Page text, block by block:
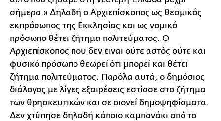
σήμερα.» Δηλαδή ο Αρχιεπίσκοπος ως θεσμικός
εκπρόσωπος της Εκκλησίας και ως νομικό
πρόσωπο θέτει ζήτημα πολιτεύματος. Ο
Αρχιεπίσκοπος που δεν είναι ούτε αστός ούτε και
φυσικό πρόσωπο θεωρεί ότι μπορεί και θέτει
ζήτημα πολιτεύματος. Παρόλα αυτά, ο δημόσιος
διάλογος με λίγες εξαιρέσεις εστίασε στο ζήτημα
των θρησκευτικών και σε οιονεί δημοψηφίσματα.
Δεν χτύπησε δηλαδή κάποιο καμπανάκι από το